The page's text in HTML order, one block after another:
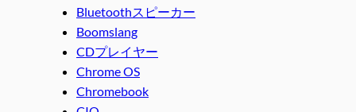
Bluetoothスピーカー
Boomslang
CDプレイヤー
Chrome OS
Chromebook